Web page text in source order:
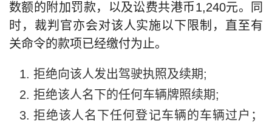
数额的附加罚款，以及讼费共港币1,240元。同
时，裁判官亦会对该人实施以下限制，直至有
关命令的款项已经缴付为止。
拒绝向该人发出驾驶执照及续期;
拒绝该人名下的任何车辆牌照续期;
拒绝该人名下任何登记车辆的车辆过户；